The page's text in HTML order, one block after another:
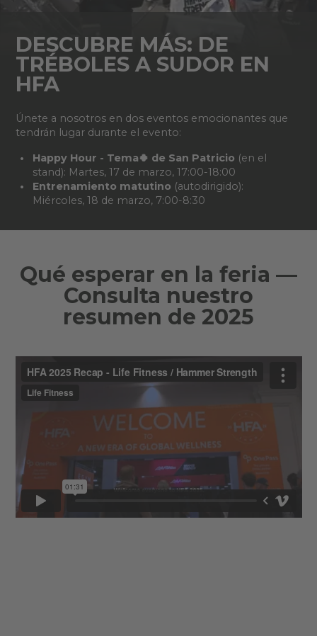
DESCUBRE MÁS: DE
TRÉBOLES A SUDOR EN
HFA
Únete a nosotros en dos eventos emocionantes que
tendrán lugar durante el evento:
Happy Hour - Tema🍀 de San Patricio (en el
stand): Martes, 17 de marzo, 17:00-18:00
Entrenamiento matutino (autodirigido):
Miércoles, 18 de marzo, 7:00-8:30
Qué esperar en la feria —
Consulta nuestro
resumen de 2025